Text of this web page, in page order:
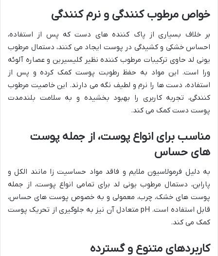
خواص مرطوب کنندگی و نرم کنندگی
بر خلاف بسیاری از پاک کننده های دست که پس از استفاده،
احساس خشکی و کشیدگی در پوست ایجاد می کنند، دستمال مرطوب
یونی لد حاوی ترکیبات مرطوب کننده نظیر گلیسیرین و عصاره آلوئه
ورا است. این مواد به حفظ رطوبت پوست کمک کرده و پس از
استفاده، دست ها را نرم و لطیف نگه می دارند. این خاصیت مرطوب
کنندگی، تجربه کاربری را بهبود بخشیده و به سلامت بلندمدت
پوست دست کمک می کند.
مناسب برای انواع پوست، از جمله پوست
های حساس
به دلیل فرمولاسیون ملایم و فاقد مواد حساسیت زا مانند الکل و
پارابن، دستمال مرطوب یونی لد برای تمامی انواع پوست، از جمله
پوست های خشک، چرب، معمولی و به خصوص پوست های حساس،
قابل استفاده است. pH متعادل آن نیز به جلوگیری از تحریک پوست
کمک می کند.
کاربردهای متنوع و گسترده